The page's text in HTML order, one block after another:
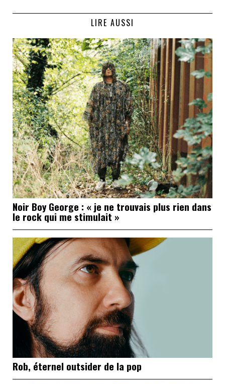
LIRE AUSSI
Noir Boy George : « je ne trouvais plus rien dans
le rock qui me stimulait »
Rob, éternel outsider de la pop